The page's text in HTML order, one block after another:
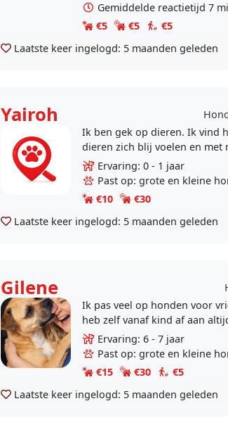
Gemiddelde reactietijd 7
€5
€5
€5
Laatste keer ingelogd: 5 maanden geleden
Yairoh
Ik ben gek op dieren. Ik vind
dieren zich blij voelen en met
kunnen zijn. Mij ervaring is
dieren kan..
Ervaring: 0 - 1 jaar
Past op: grote en kleine
€10
€30
Laatste keer ingelogd: 5 maanden geleden
Gilene
Ik pas veel op honden voor
heb zelf vanaf kind af aan
gepast. Bij de buren.
hobby’s en..
Ervaring: 6 - 7 jaar
Past op: grote en kleine
€15
€30
€5
Laatste keer ingelogd: 5 maanden geleden